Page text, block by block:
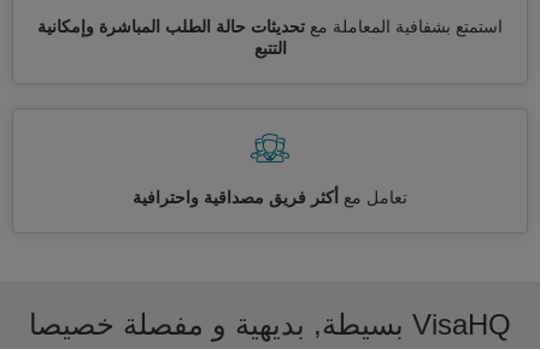
استمتع بشفافية المعاملة مع تحديثات حالة الطلب المباشرة وإمكانية
التتبع
تعامل مع أكثر فريق مصداقية واحترافية
VisaHQ بسيطة, بديهية و مفصلة خصيصا